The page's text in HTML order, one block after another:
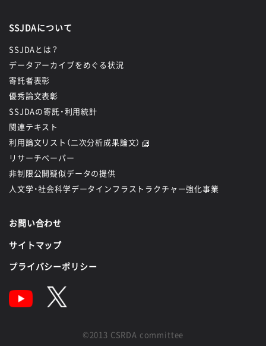
SSJDAについて
SSJDAとは？
データアーカイブをめぐる状況
寄託者表彰
優秀論文表彰
SSJDAの寄託・利用統計
関連テキスト
利用論文リスト（二次分析成果論文）
リサーチペーパー
非制限公開疑似データの提供
人文学・社会科学データインフラストラクチャー強化事業
お問い合わせ
サイトマップ
プライバシーポリシー
©2013 CSRDA committee